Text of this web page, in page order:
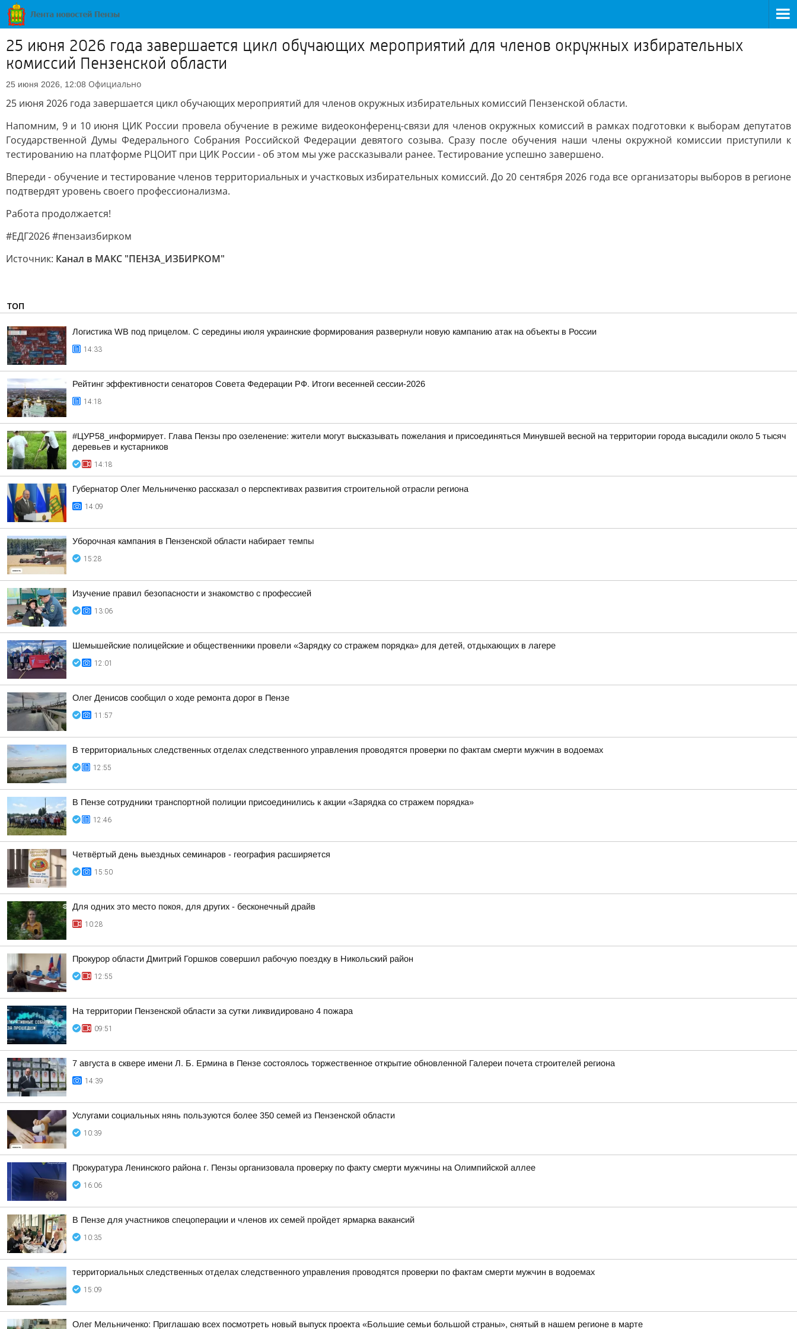
25 июня 2026 года завершается цикл обучающих мероприятий для членов окружных избирательных
комиссий Пензенской области
25 июня 2026, 12:08 Официально
25 июня 2026 года завершается цикл обучающих мероприятий для членов окружных избирательных комиссий Пензенской области.
Напомним, 9 и 10 июня ЦИК России провела обучение в режиме видеоконференц-связи для членов окружных комиссий в рамках подготовки к выборам депутатов
Государственной Думы Федерального Собрания Российской Федерации девятого созыва. Сразу после обучения наши члены окружной комиссии приступили к
тестированию на платформе РЦОИТ при ЦИК России - об этом мы уже рассказывали ранее. Тестирование успешно завершено.
Впереди - обучение и тестирование членов территориальных и участковых избирательных комиссий. До 20 сентября 2026 года все организаторы выборов в регионе
подтвердят уровень своего профессионализма.
Работа продолжается!
#ЕДГ2026 #пензаизбирком
Источник: Канал в МАКС "ПЕНЗА_ИЗБИРКОМ"
ТОП
Логистика WB под прицелом. С середины июля украинские формирования развернули новую кампанию атак на объекты в России
14:33
Рейтинг эффективности сенаторов Совета Федерации РФ. Итоги весенней сессии-2026
14:18
#ЦУР58_информирует. Глава Пензы про озеленение: жители могут высказывать пожелания и присоединяться Минувшей весной на территории города высадили около 5 тысяч
деревьев и кустарников
14:18
Губернатор Олег Мельниченко рассказал о перспективах развития строительной отрасли региона
14:09
Уборочная кампания в Пензенской области набирает темпы
15:28
Изучение правил безопасности и знакомство с профессией
13:06
Шемышейские полицейские и общественники провели «Зарядку со стражем порядка» для детей, отдыхающих в лагере
12:01
Олег Денисов сообщил о ходе ремонта дорог в Пензе
11:57
В территориальных следственных отделах следственного управления проводятся проверки по фактам смерти мужчин в водоемах
12:55
В Пензе сотрудники транспортной полиции присоединились к акции «Зарядка со стражем порядка»
12:46
Четвёртый день выездных семинаров - география расширяется
15:50
Для одних это место покоя, для других - бесконечный драйв
10:28
Прокурор области Дмитрий Горшков совершил рабочую поездку в Никольский район
12:55
На территории Пензенской области за сутки ликвидировано 4 пожара
09:51
7 августа в сквере имени Л. Б. Ермина в Пензе состоялось торжественное открытие обновленной Галереи почета строителей региона
14:39
Услугами социальных нянь пользуются более 350 семей из Пензенской области
10:39
Прокуратура Ленинского района г. Пензы организовала проверку по факту смерти мужчины на Олимпийской аллее
16:06
В Пензе для участников спецоперации и членов их семей пройдет ярмарка вакансий
10:35
территориальных следственных отделах следственного управления проводятся проверки по фактам смерти мужчин в водоемах
15:09
Олег Мельниченко: Приглашаю всех посмотреть новый выпуск проекта «Большие семьи большой страны», снятый в нашем регионе в марте